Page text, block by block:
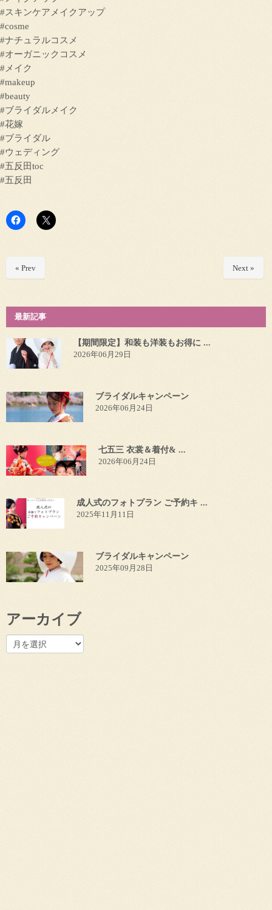
#スキンケアメイクアップ
#cosme
#ナチュラルコスメ
#オーガニックコスメ
#メイク
#makeup
#beauty
#ブライダルメイク
#花嫁
#ブライダル
#ウェディング
#五反田toc
#五反田
« Prev Next »
最新記事
【期間限定】和装も洋装もお得に ...
2026年06月29日
ブライダルキャンペーン
2026年06月24日
七五三 衣裳＆着付& ...
2026年06月24日
成人式のフォトプラン ご予約キ ...
2025年11月11日
ブライダルキャンペーン
2025年09月28日
アーカイブ